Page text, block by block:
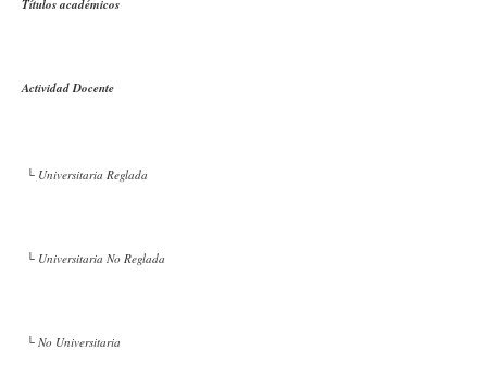
Títulos académicos
Actividad Docente
└ Universitaria Reglada
└ Universitaria No Reglada
└ No Universitaria